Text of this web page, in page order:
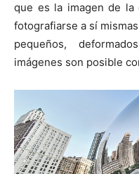
que es la imagen de la
fotografiarse a sí
pequeños,
imágenes son posible